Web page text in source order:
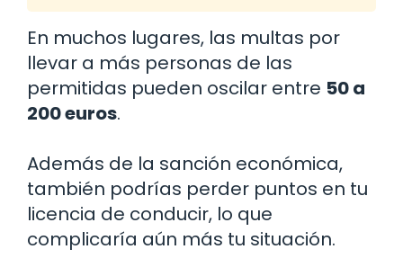
En muchos lugares, las multas por
llevar a más personas de las
permitidas pueden oscilar entre 50 a
200 euros.
Además de la sanción económica,
también podrías perder puntos en tu
licencia de conducir, lo que
complicaría aún más tu situación.